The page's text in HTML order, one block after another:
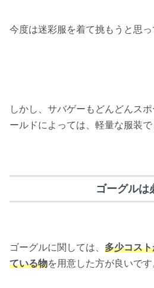
今度は迷彩服を着て挑もうと思っ
しかし、サバゲーもどんどんス
ールドによっては、軽量な服装で
ゴーグルは
ゴーグルに関しては、 多少コス
ている物を用意した方が良いです